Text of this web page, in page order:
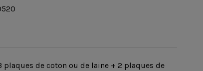
plaques de coton ou de laine + 2 plaques de